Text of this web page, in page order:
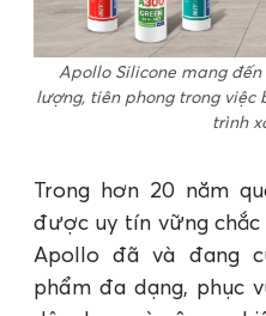
Apollo Silicone mang
lượng, tiên phong trong việc
trình
Trong hơn 20 năm
được uy tín vững
Apollo đã và đang
phẩm đa dạng, phục